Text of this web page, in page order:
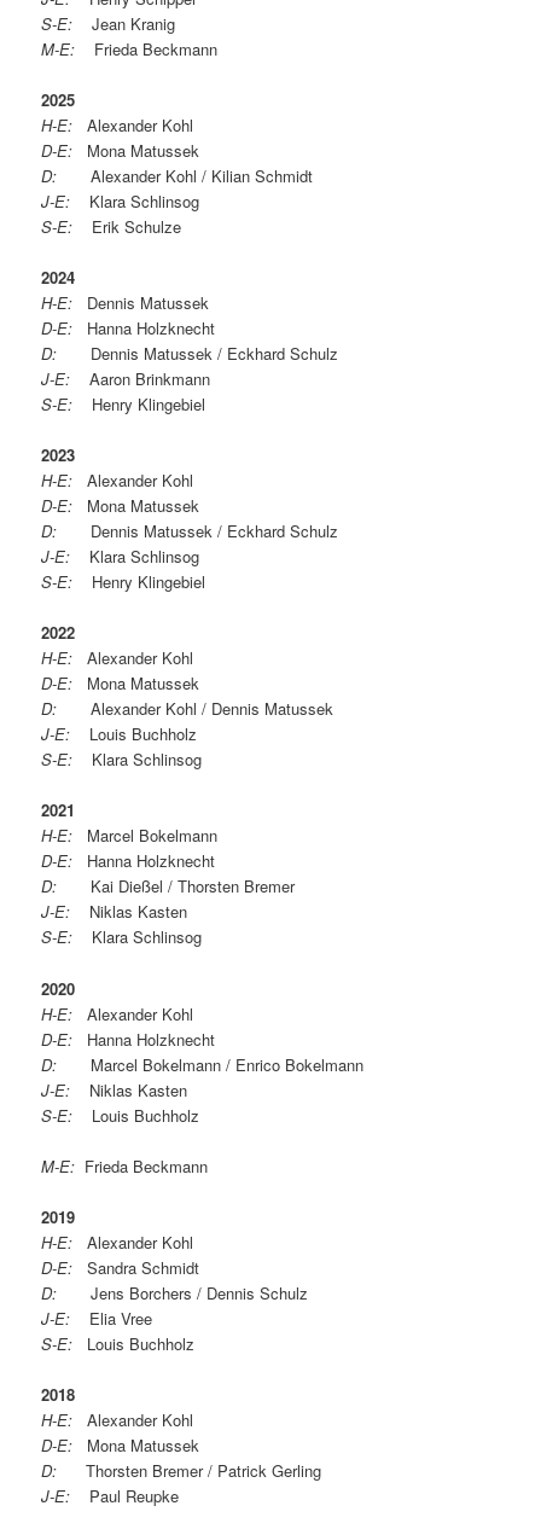
S-E:
Jean Kranig
M-E: Frieda Beckmann
2025
H-E: Alexander Kohl
D-E: Mona Matussek
D:
Alexander Kohl / Kilian Schmidt
J-E: Klara Schlinsog
S-E:
Erik Schulze
2024
H-E: Dennis Matussek
D-E: Hanna Holzknecht
D:
Dennis Matussek / Eckhard Schulz
J-E: Aaron Brinkmann
S-E:
Henry Klingebiel
2023
H-E: Alexander Kohl
D-E: Mona Matussek
D:
Dennis Matussek / Eckhard Schulz
J-E: Klara Schlinsog
S-E:
Henry Klingebiel
2022
H-E: Alexander Kohl
D-E: Mona Matussek
D:
Alexander Kohl / Dennis Matussek
J-E: Louis Buchholz
S-E:
Klara Schlinsog
2021
H-E: Marcel Bokelmann
D-E: Hanna Holzknecht
D:
Kai Dießel / Thorsten Bremer
J-E: Niklas Kasten
S-E:
Klara Schlinsog
2020
H-E: Alexander Kohl
D-E: Hanna Holzknecht
D:
Marcel Bokelmann / Enrico Bokelmann
J-E: Niklas Kasten
S-E:
Louis Buchholz
M-E: Frieda Beckmann
2019
H-E: Alexander Kohl
D-E: Sandra Schmidt
D: Jens Borchers / Dennis Schulz
J-E: Elia Vree
S-E: Louis Buchholz
2018
H-E:Alexander Kohl
D-E:
Mona Matussek
D:
Thorsten Bremer / Patrick Gerling
J-E:
Paul Reupke